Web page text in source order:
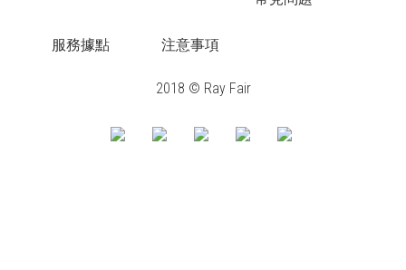
服務據點 注意事項
2018 © Ray Fair